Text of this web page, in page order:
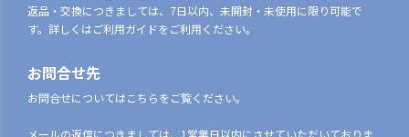
返品・交換につきましては、7日以内、未開封・未使用に限り可能で
す。詳しくはご利用ガイドをご利用ください。
お問合せ先
お問合せについてはこちらをご覧ください。